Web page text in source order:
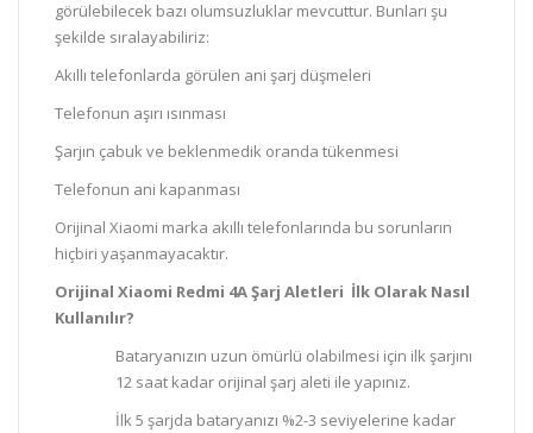
görülebilecek bazı olumsuzluklar mevcuttur. Bunları şu
şekilde sıralayabiliriz:
Akıllı telefonlarda görülen ani şarj düşmeleri
Telefonun aşırı ısınması
Şarjın çabuk ve beklenmedik oranda tükenmesi
Telefonun ani kapanması
Orijinal Xiaomi marka akıllı telefonlarında bu sorunların
hiçbiri yaşanmayacaktır.
Orijinal Xiaomi Redmi 4A Şarj Aletleri İlk Olarak Nasıl
Kullanılır?
Bataryanızın uzun ömürlü olabilmesi için ilk şarjını
12 saat kadar orijinal şarj aleti ile yapınız.
İlk 5 şarjda bataryanızı %2-3 seviyelerine kadar